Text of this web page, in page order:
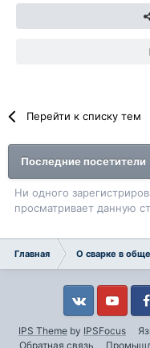
Перейти к списку тем
Последние посетители
Ни одного
просматривает данную
Главная О сварке в
IPS Theme by IPSFocus
Обратная связь
VkontakteYouTube